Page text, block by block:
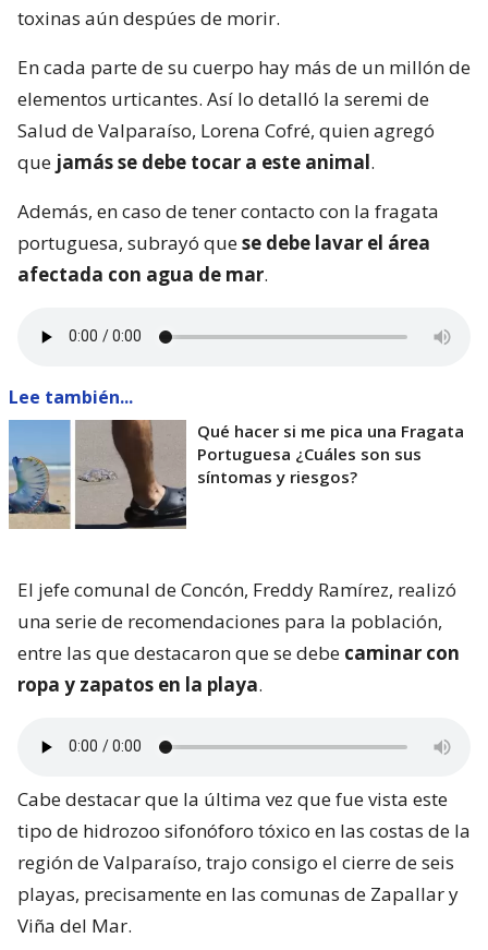
toxinas aún despúes de morir.
En cada parte de su cuerpo hay más de un millón de
elementos urticantes. Así lo detalló la seremi de
Salud de Valparaíso, Lorena Cofré, quien agregó
que jamás se debe tocar a este animal.
Además, en caso de tener contacto con la fragata
portuguesa, subrayó quese debe lavar el área
afectada con agua de mar.
Lee también...
Qué hacer si me pica una Fragata
Portuguesa ¿Cuáles son sus
síntomas y riesgos?
El jefe comunal de Concón, Freddy Ramírez, realizó
una serie de recomendaciones para la población,
entre las que destacaron que se debe caminar con
ropa y zapatos en la playa.
Cabe destacar que la última vez que fue vista este
tipo de hidrozoo sifonóforo tóxico en las costas de la
región de Valparaíso, trajo consigo el cierre de seis
playas, precisamente en las comunas de Zapallar y
Viña del Mar.